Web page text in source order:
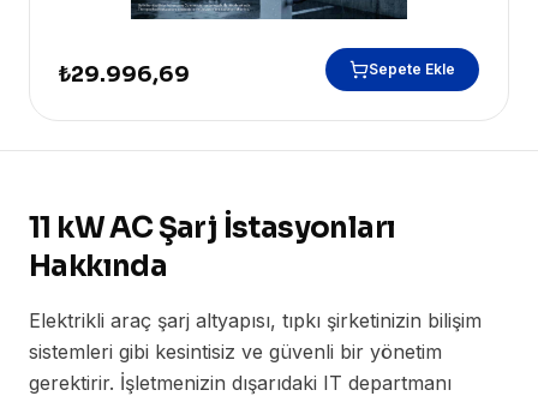
₺29.996,69 Sepete Ekle
11 kW AC Şarj İstasyonları
Hakkında
Elektrikli araç şarj altyapısı, tıpkı şirketinizin bilişim
sistemleri gibi kesintisiz ve güvenli bir yönetim
gerektirir. İşletmenizin dışarıdaki IT departmanı